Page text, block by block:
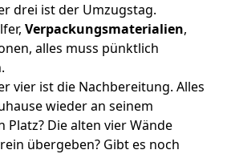
drei ist der Umzugstag.
Verpackungsmaterialien,
alles muss pünktlich
vier ist die Nachbereitung. Alles
wieder an seinem
Platz? Die alten vier Wände
übergeben? Gibt es noch